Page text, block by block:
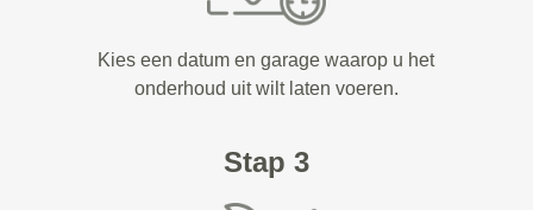
Kies een datum en garage waarop u het
onderhoud uit wilt laten voeren.
Stap 3